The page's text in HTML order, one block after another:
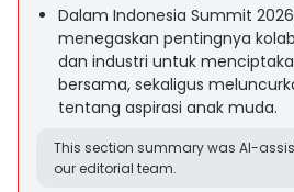
Dalam Indonesia Summit
menegaskan pentingnya
dan industri untuk
bersama, sekaligus
tentang aspirasi anak muda.
This section summary was AI-
our editorial team.